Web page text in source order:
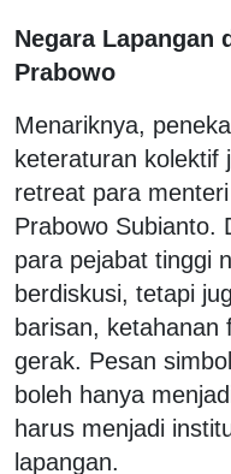
Negara Lapangan
Prabowo
Menariknya,
keteraturan kolektif
retreat para
Prabowo Subianto.
para pejabat tinggi
berdiskusi, tetapi
barisan, ketahanan
gerak. Pesan
boleh hanya
harus menjadi
lapangan.